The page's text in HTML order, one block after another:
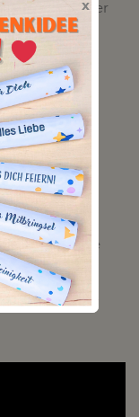
x
Mülleimer
Hacks für die
auch
Autofahrt